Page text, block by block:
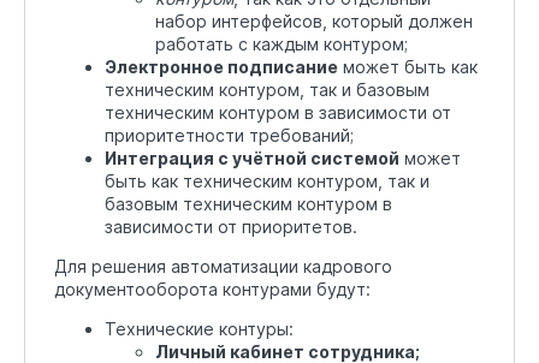
набор интерфейсов, который должен
работать с каждым контуром;
Электронное подписание может быть как
техническим контуром, так и базовым
техническим контуром в зависимости от
приоритетности требований;
Интеграция с учётной системой может
быть как техническим контуром, так и
базовым техническим контуром в
зависимости от приоритетов.
Для решения автоматизации кадрового
документооборота контурами будут:
Технические контуры:
Личный кабинет сотрудника;